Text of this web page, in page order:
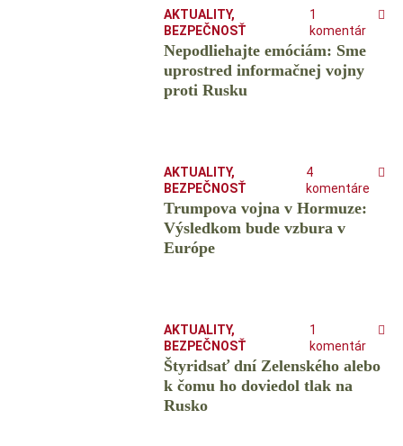
AKTUALITY,
BEZPEČNOSŤ
1
komentár
Nepodliehajte emóciám: Sme
uprostred informačnej vojny
proti Rusku
AKTUALITY,
BEZPEČNOSŤ
4
komentáre
Trumpova vojna v Hormuze:
Výsledkom bude vzbura v
Európe
AKTUALITY,
BEZPEČNOSŤ
1
komentár
Štyridsať dní Zelenského alebo
k čomu ho doviedol tlak na
Rusko